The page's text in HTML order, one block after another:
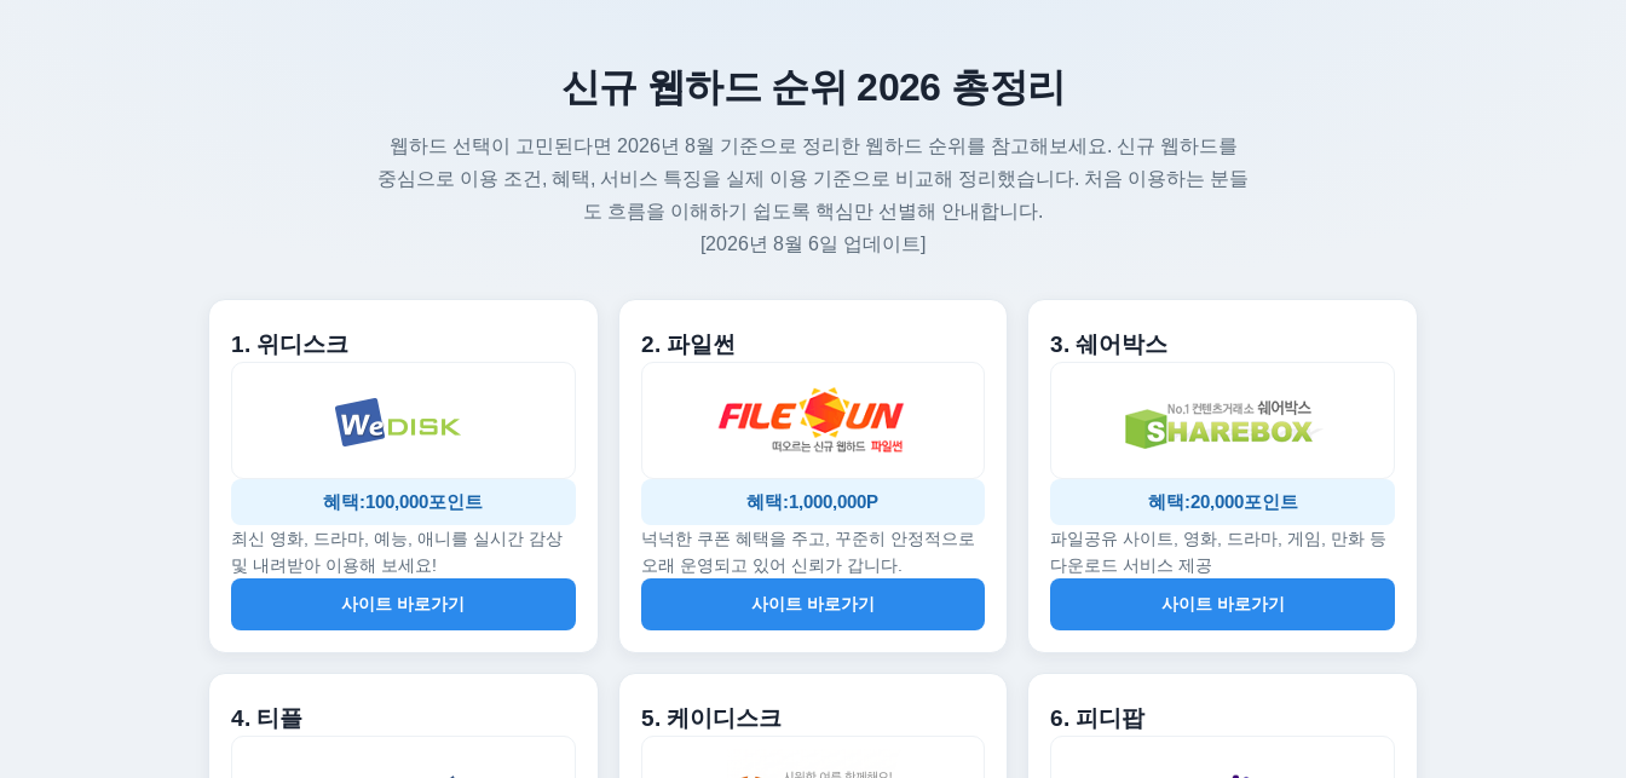
신규 웹하드 순위 2026 총정리
웹하드 선택이 고민된다면 2026년 8월 기준으로 정리한 웹하드 순위를 참고해보세요. 신규 웹하드를
중심으로 이용 조건, 혜택, 서비스 특징을 실제 이용 기준으로 비교해 정리했습니다. 처음 이용하는 분들
도 흐름을 이해하기 쉽도록 핵심만 선별해 안내합니다.
[2026년 8월 6일 업데이트]
1. 위디스크
혜택:100,000포인트
최신 영화, 드라마, 예능, 애니를 실시간 감상
및 내려받아 이용해 보세요!
사이트 바로가기
2. 파일썬
혜택:1,000,000P
넉넉한 쿠폰 혜택을 주고, 꾸준히 안정적으로
오래 운영되고 있어 신뢰가 갑니다.
사이트 바로가기
3. 쉐어박스
혜택:20,000포인트
파일공유 사이트, 영화, 드라마, 게임, 만화 등
다운로드 서비스 제공
사이트 바로가기
4. 티플 5. 케이디스크 6. 피디팝